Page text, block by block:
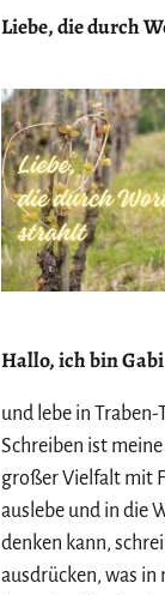
Liebe, die durch
Hallo, ich bin Gabi
und lebe in Traben-
Schreiben ist
großer Vielfalt mit
auslebe und in die
denken kann,
ausdrücken, was in